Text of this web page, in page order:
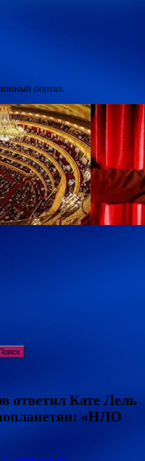
портал.
ответил Кате Лель
«НЛО
комментарий